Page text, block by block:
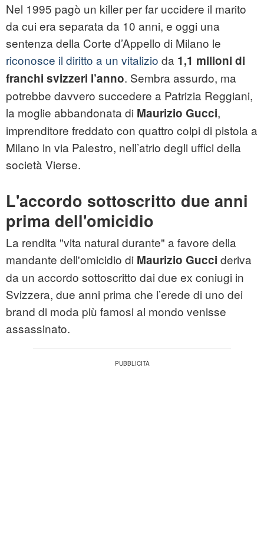
Nel 1995 pagò un killer per far uccidere il marito
da cui era separata da 10 anni, e oggi una
sentenza della Corte d’Appello di Milano le
riconosce il diritto a un vitalizio da 1,1 milioni di
franchi svizzeri l’anno. Sembra assurdo, ma
potrebbe davvero succedere a Patrizia Reggiani,
la moglie abbandonata di Maurizio Gucci,
imprenditore freddato con quattro colpi di pistola a
Milano in via Palestro, nell’atrio degli uffici della
società Vierse.
L'accordo sottoscritto due anni
prima dell'omicidio
La rendita "vita natural durante" a favore della
mandante dell'omicidio di Maurizio Gucci deriva
da un accordo sottoscritto dai due ex coniugi in
Svizzera, due anni prima che l’erede di uno dei
brand di moda più famosi al mondo venisse
assassinato.